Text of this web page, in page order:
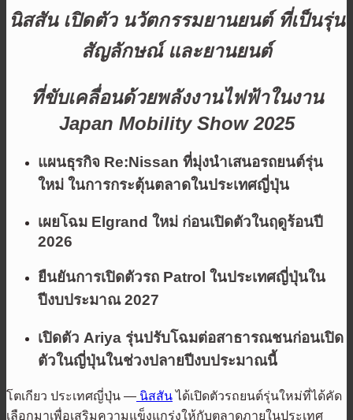
นิสสัน เปิดตัว นวัตกรรมยานยนต์ ที่เป็นรุ่น
สัญลักษณ์ และยานยนต์
ที่ขับเคลื่อนด้วยพลังงานไฟฟ้าในงาน
Japan Mobility Show 2025
แผนธุรกิจ Re:Nissan ที่มุ่งนำเสนอรถยนต์รุ่น
ใหม่ ในการกระตุ้นตลาดในประเทศญี่ปุ่น
เผยโฉม Elgrand ใหม่ ก่อนเปิดตัวในฤดูร้อนปี
2026
ยืนยันการเปิดตัวรถ Patrol ในประเทศญี่ปุ่นใน
ปีงบประมาณ 2027
เปิดตัว Ariya รุ่นปรับโฉมต่อสาธารณชนก่อนเปิด
ตัวในญี่ปุ่นในช่วงปลายปีงบประมาณนี้
โตเกียว ประเทศญี่ปุ่น — นิสสันได้เปิดตัวรถยนต์รุ่นใหม่ที่ได้คัด
เลือกมาเพื่อเสริมความแข็งแกร่งให้กับตลาดภายในประเทศ